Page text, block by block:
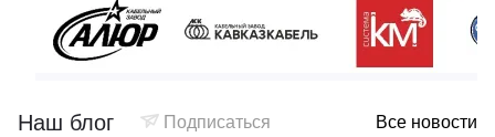
Наш блог Подписаться Все новости